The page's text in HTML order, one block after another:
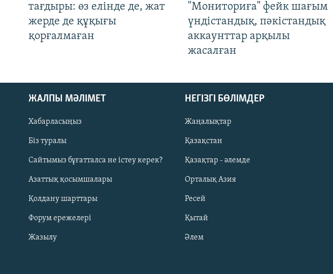
Русский
ЖАЗЫЛЫҢЫЗ
тағдыры: өз елінде де, жат
жерде де құқығы
қорғалмаған
"Мониториға" фейк шағым
үндістандық, пәкістандық
аккаунттар арқылы
жасалған
ЖАЛПЫ МӘЛІМЕТ
Хабарласыңыз
Біз туралы
Сайтымыз бұғатталса не істеу керек?
Азаттық қосымшалары
Қолдану шарттары
Форум ережелері
Жазылу
НЕГІЗГІ БӨЛІМДЕР
Жаңалықтар
Қазақстан
Қазақтар - әлемде
Орталық Азия
Ресей
Қытай
Әлем